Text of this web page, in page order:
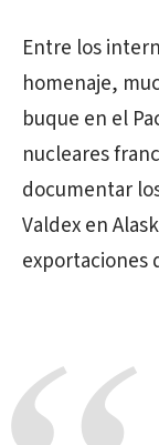
Entre los
homenaje,
buque en el
nucleares
documentar
Valdex en
exportaciones